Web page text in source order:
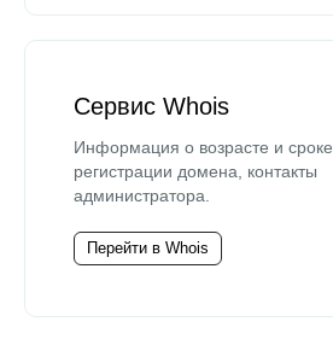
Сервис Whois
Информация о возрасте и сроке
регистрации домена, контакты
администратора.
Перейти в Whois